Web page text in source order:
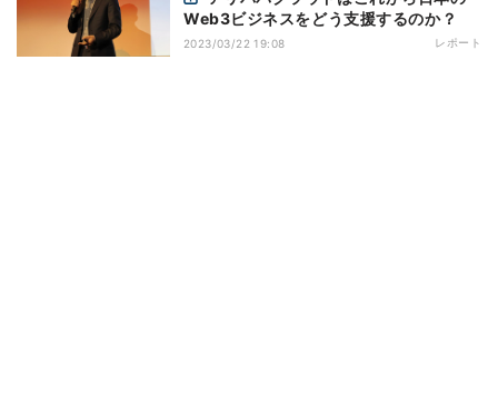
Web3ビジネスをどう支援するのか？
2023/03/22 19:08 レポート